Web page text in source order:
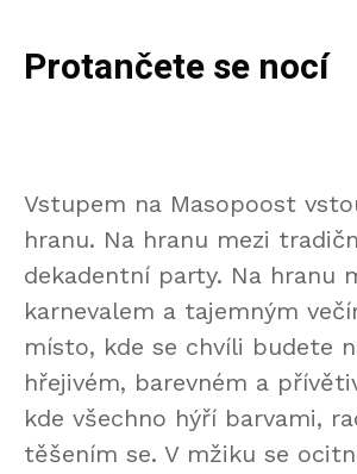
Protančete se nocí
Vstupem na Masopoost
hranu. Na hranu mezi
dekadentní party. Na hranu
karnevalem a tajemným
místo, kde se chvíli budete
hřejivém, barevném a
kde všechno hýří barvami,
těšením se. V mžiku se